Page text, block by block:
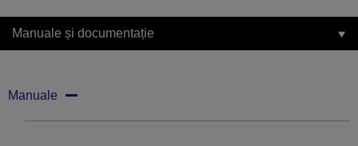
Manuale și documentație
Manuale